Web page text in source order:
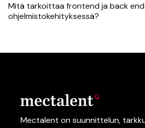
Mitä tarkoittaa frontend ja back end
ohjelmistokehityksessä?
Mectalent on suunnittelun,